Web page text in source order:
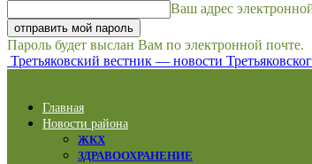
Ваш адрес
Пароль будет выслан Вам по электронной почте.
Третьяковский вестник — новости
Главная
Новости района
ЖКХ
ЗДРАВООХРАНЕНИЕ